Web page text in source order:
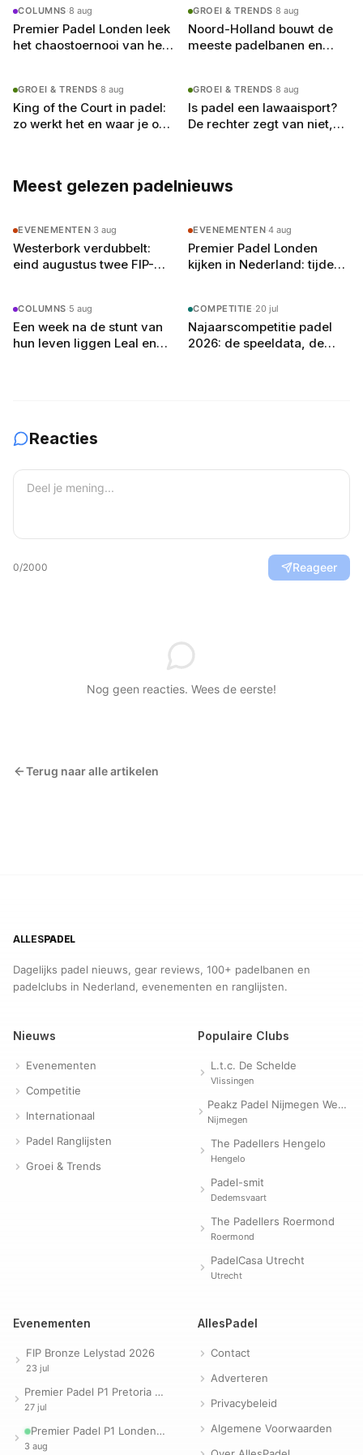
COLUMNS·8 aug
Premier Padel Londen leek
het chaostoernooi van het
GROEI & TRENDS·8 aug
Noord-Holland bouwt de
meeste padelbanen en
GROEI & TRENDS·8 aug
King of the Court in padel:
zo werkt het en waar je op
GROEI & TRENDS·8 aug
Is padel een lawaaisport?
De rechter zegt van niet,
Meest gelezen padelnieuws
EVENEMENTEN·3 aug
Westerbork verdubbelt:
eind augustus twee FIP-
EVENEMENTEN·4 aug
Premier Padel Londen
kijken in Nederland: tijden,
COLUMNS·5 aug
Een week na de stunt van
hun leven liggen Leal en
COMPETITIE ·20 jul
Najaarscompetitie padel
2026: de speeldata, de
Reacties
0/2000 Reageer
Nog geen reacties. Wees de eerste!
Terug naar alle artikelen
ALLESPADEL
Dagelijks padel nieuws, gear reviews, 100+ padelbanen en
padelclubs in Nederland, evenementen en ranglijsten.
Nieuws
Evenementen
Competitie
Internationaal
Padel Ranglijsten
Groei & Trends
Populaire Clubs
L.t.c. De Schelde
Vlissingen
Peakz Padel Nijmegen Westerpark | Padelclub
Nijmegen
The Padellers Hengelo
Hengelo
Padel-smit
Dedemsvaart
The Padellers Roermond
Roermond
PadelCasa Utrecht
Utrecht
Evenementen
FIP Bronze Lelystad 2026
23 jul
Premier Padel P1 Pretoria 2026
27 jul
Premier Padel P1 Londen 2026
3 aug
AllesPadel
Contact
Adverteren
Privacybeleid
Algemene Voorwaarden